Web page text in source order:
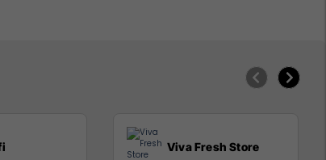
Viva Fresh Store